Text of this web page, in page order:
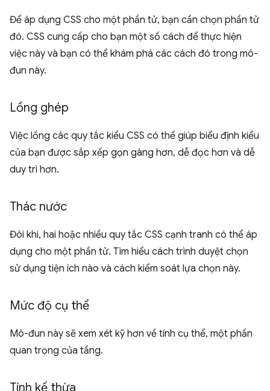
Để áp dụng CSS cho một phần tử, bạn cần chọn phần tử
đó. CSS cung cấp cho bạn một số cách để thực hiện
việc này và bạn có thể khám phá các cách đó trong mô-
đun này.
Lồng ghép
Việc lồng các quy tắc kiểu CSS có thể giúp biểu định kiểu
của bạn được sắp xếp gọn gàng hơn, dễ đọc hơn và dễ
duy trì hơn.
Thác nước
Đôi khi, hai hoặc nhiều quy tắc CSS cạnh tranh có thể áp
dụng cho một phần tử. Tìm hiểu cách trình duyệt chọn
sử dụng tiện ích nào và cách kiểm soát lựa chọn này.
Mức độ cụ thể
Mô-đun này sẽ xem xét kỹ hơn về tính cụ thể, một phần
quan trọng của tầng.
Tính kế thừa